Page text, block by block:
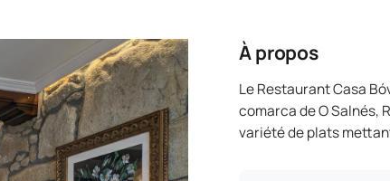
À propos
Le Restaurant Casa
comarca de O Salnés,
variété de plats